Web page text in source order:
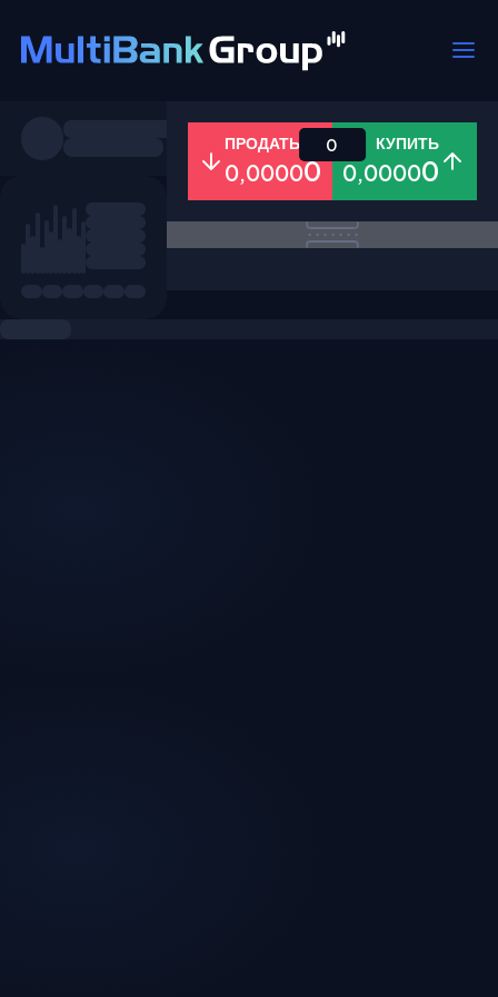
Все Форекс Металлы
ПРОДАТЬ
0,00000
КУПИТЬ
0,00000
0